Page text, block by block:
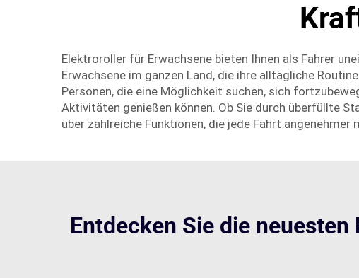
Elektroroller für Erwachsene bieten Ihnen als Fahrer
Erwachsene im ganzen Land, die ihre alltägliche
Personen, die eine Möglichkeit suchen, sich
Aktivitäten genießen können. Ob Sie durch überfüllte
über zahlreiche Funktionen, die jede Fahrt angenehmer
Entdecken Sie die